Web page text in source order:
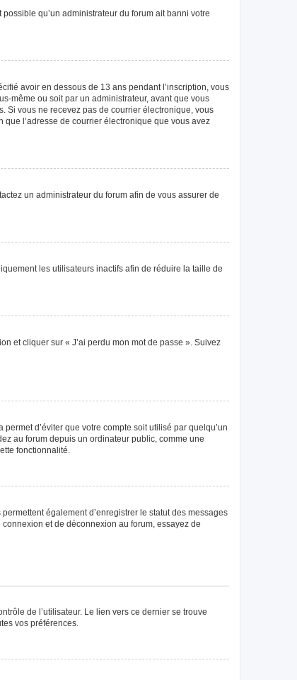
qu’un administrateur du forum ait banni votre
avoir en dessous de 13 ans pendant l’inscription, vous
même ou soit par un administrateur, avant que vous
Si vous ne recevez pas de courrier électronique, vous
l’adresse de courrier électronique que vous avez
un administrateur du forum afin de vous assurer de
les utilisateurs inactifs afin de réduire la taille de
et cliquer sur « J’ai perdu mon mot de passe ». Suivez
d’éviter que votre compte soit utilisé par quelqu’un
au forum depuis un ordinateur public, comme une
fonctionnalité.
également d’enregistrer le statut des messages
et de déconnexion au forum, essayez de
de l’utilisateur. Le lien vers ce dernier se trouve
vos préférences.